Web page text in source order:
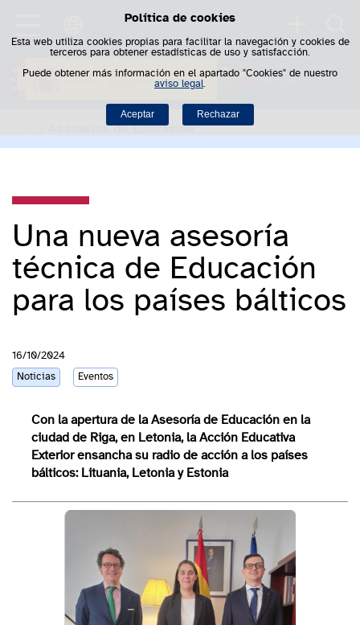
Política de cookies
Esta web utiliza cookies propias para facilitar la navegación y cookies de
terceros para obtener estadísticas de uso y satisfacción.
Puede obtener más información en el apartado "Cookies" de nuestro
aviso legal
Aceptar Rechazar
Saltar al contenido
Asesorías de Educación
Una nueva asesoría
técnica de Educación
para los países bálticos
16/10/2024
Noticias Eventos
Con la apertura de la Asesoría de Educación en la
ciudad de Riga, en Letonia, la Acción Educativa
Exterior ensancha su radio de acción a los países
bálticos: Lituania, Letonia y Estonia